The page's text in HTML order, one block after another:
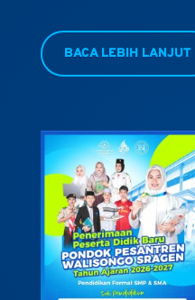
BACA LEBIH LANJUT